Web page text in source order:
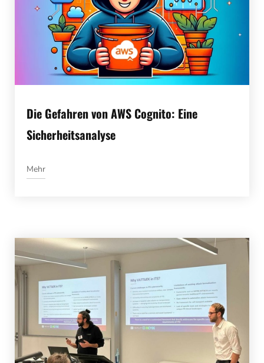
Die Gefahren von AWS Cognito: Eine
Sicherheitsanalyse
Mehr